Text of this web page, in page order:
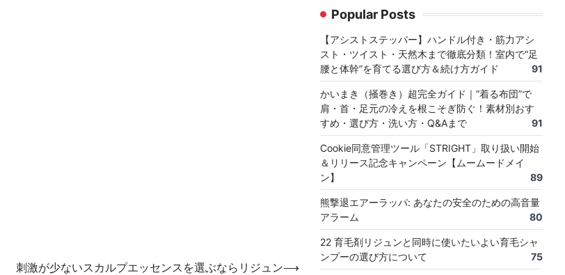
刺激が少ないスカルプエッセンスを選ぶならリジュン⟶
Popular Posts
【アシストステッパー】ハンドル付き・筋力アシ
スト・ツイスト・天然木まで徹底分類！室内で“足
腰と体幹”を育てる選び方＆続け方ガイド
91
かいまき（掻巻き）超完全ガイド｜“着る布団”で
肩・首・足元の冷えを根こそぎ防ぐ！素材別おす
すめ・選び方・洗い方・Q&Aまで
91
Cookie同意管理ツール「STRIGHT」取り扱い開始
＆リリース記念キャンペーン【ムームードメイ
ン】
89
熊撃退エアーラッパ: あなたの安全のための高音量
アラーム
80
22 育毛剤リジュンと同時に使いたいよい育毛シャ
ンプーの選び方について
75